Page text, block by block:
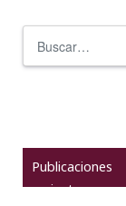
Publicaciones
recientes
el patrimonio